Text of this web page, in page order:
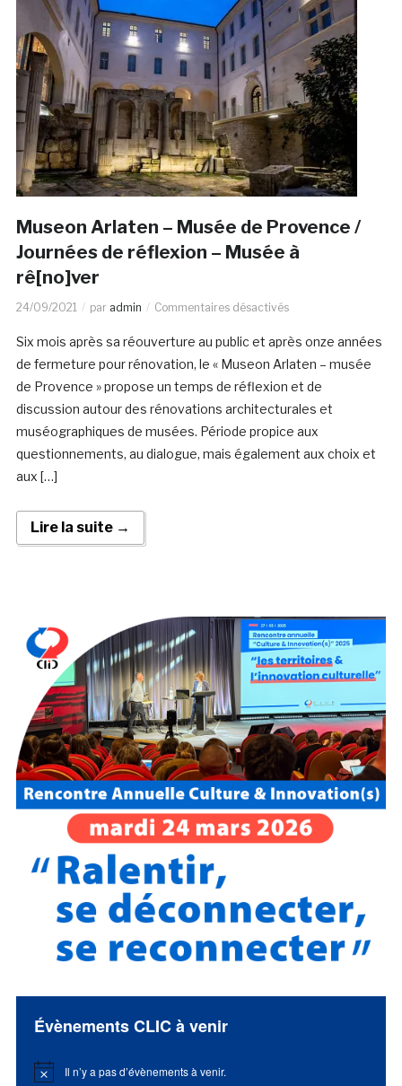
Museon Arlaten – Musée de Provence /
Journées de réflexion – Musée à
rê[no]ver
24/09/2021 par admin Commentaires désactivés
Six mois après sa réouverture au public et après onze années
de fermeture pour rénovation, le « Museon Arlaten – musée
de Provence » propose un temps de réflexion et de
discussion autour des rénovations architecturales et
muséographiques de musées. Période propice aux
questionnements, au dialogue, mais également aux choix et
aux […]
Lire la suite →
Évènements CLIC à venir
Notice Il n’y a pas d’évènements à venir.